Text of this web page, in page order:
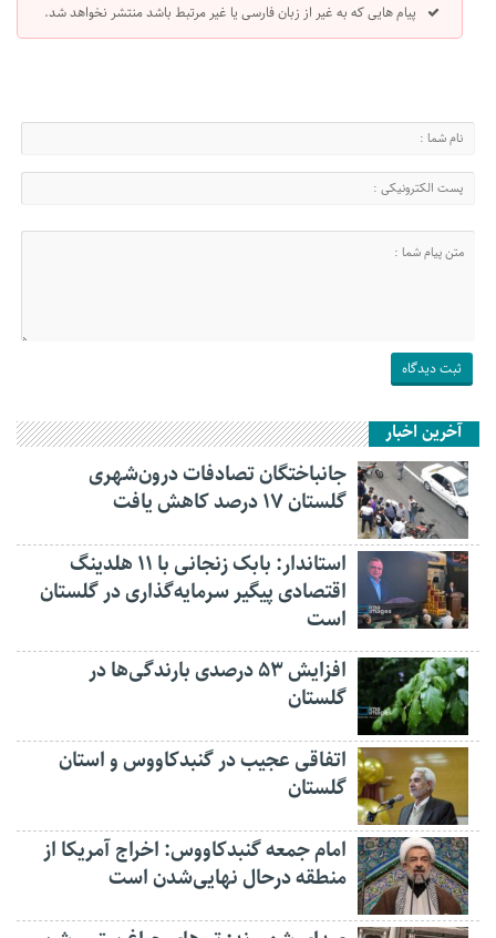
پیام هایی که به غیر از زبان فارسی یا غیر مرتبط باشد منتشر نخواهد شد.
آخرین اخبار
جانباختگان تصادفات درون‌شهری
گلستان ۱۷ درصد کاهش یافت
استاندار: بابک زنجانی با ۱۱ هلدینگ
اقتصادی پیگیر سرمایه‌گذاری در گلستان
است
افزایش ۵۳ درصدی بارندگی‌ها در
گلستان
اتفاقی عجیب در‌ گنبدکاووس و استان
گلستان
امام جمعه گنبدکاووس: اخراج آمریکا از
منطقه درحال نهایی‌شدن است